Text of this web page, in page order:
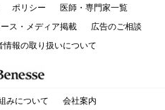
ポリシー
医師・専門家一覧
ス・メディア掲載
広告のご相談
情報の取り扱いについて
みについて 会社案内